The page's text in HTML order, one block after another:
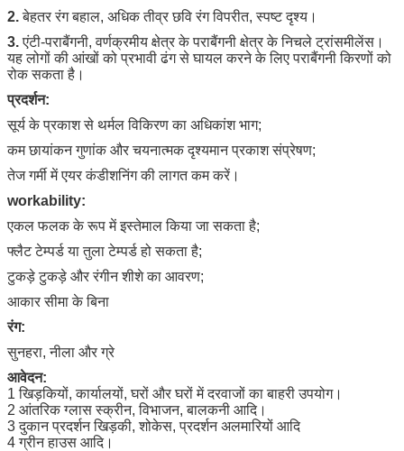
2.बेहतर रंग बहाल, अधिक तीव्र छवि रंग विपरीत, स्पष्ट दृश्य।
3.एंटी-पराबैंगनी, वर्णक्रमीय क्षेत्र के पराबैंगनी क्षेत्र के निचले ट्रांसमीलेंस।
यह लोगों की आंखों को प्रभावी ढंग से घायल करने के लिए पराबैंगनी किरणों को
रोक सकता है।
प्रदर्शन:
सूर्य के प्रकाश से थर्मल विकिरण का अधिकांश भाग;
कम छायांकन गुणांक और चयनात्मक दृश्यमान प्रकाश संप्रेषण;
तेज गर्मी में एयर कंडीशनिंग की लागत कम करें।
workability:
एकल फलक के रूप में इस्तेमाल किया जा सकता है;
फ्लैट टेम्पर्ड या तुला टेम्पर्ड हो सकता है;
टुकड़े टुकड़े और रंगीन शीशे का आवरण;
आकार सीमा के बिना
रंग:
सुनहरा, नीला और ग्रे
आवेदन:
1 खिड़कियों, कार्यालयों, घरों और घरों में दरवाजों का बाहरी उपयोग।
2 आंतरिक ग्लास स्क्रीन, विभाजन, बालकनी आदि।
3 दुकान प्रदर्शन खिड़की, शोकेस, प्रदर्शन अलमारियों आदि
4 ग्रीन हाउस आदि।